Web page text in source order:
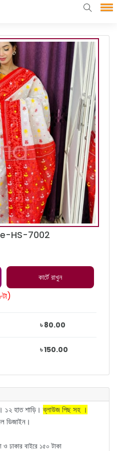
HS-7002
কার্টে রাখুন
৳ 80.00
৳ 150.00
১২ হাত শাড়ি।ব্লাউজ পিছ সহ ।
ডিজাইন।
ও ঢাকার বাইরে ১৫০ টাকা